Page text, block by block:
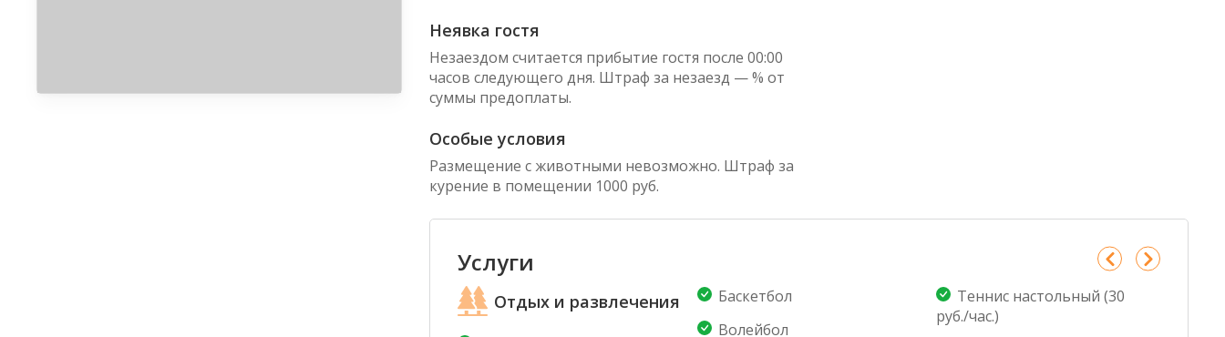
Неявка гостя
Незаездом считается прибытие гостя после 00:00
часов следующего дня. Штраф за незаезд — % от
суммы предоплаты.
Особые условия
Размещение с животными невозможно. Штраф за
курение в помещении 1000 руб.
Услуги
Отдых и развлечения
Баскетбол
Волейбол
Теннис настольный (30
руб./час.)